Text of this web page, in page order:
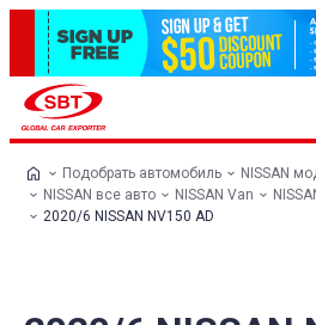
Подобрать автомобиль
NISSAN
NISSAN все авто
NISSAN Van
2020/6 NISSAN NV150 AD